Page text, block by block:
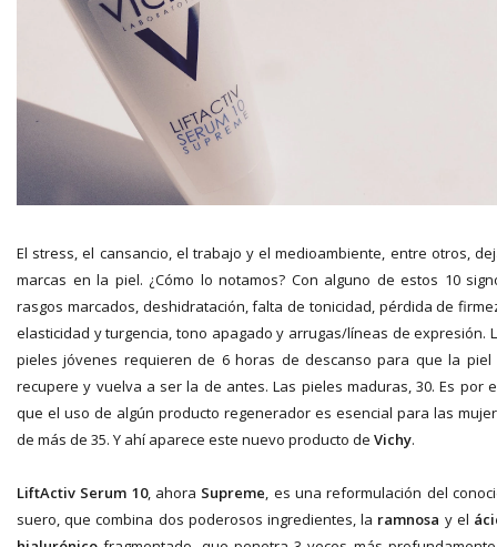
El stress, el cansancio, el trabajo y el medioambiente, entre otros,
marcas en la piel. ¿Cómo lo notamos? Con alguno de estos 10
rasgos marcados, deshidratación, falta de tonicidad, pérdida de
elasticidad y turgencia, tono apagado y arrugas/líneas de expresión.
pieles jóvenes requieren de 6 horas de descanso para que la piel
recupere y vuelva a ser la de antes. Las pieles maduras, 30. Es por
que el uso de algún producto regenerador es esencial para las
de más de 35. Y ahí aparece este nuevo producto de Vichy.
LiftActiv Serum 10, ahora Supreme, es una reformulación del
suero, que combina dos poderosos ingredientes, la ramnosa y el